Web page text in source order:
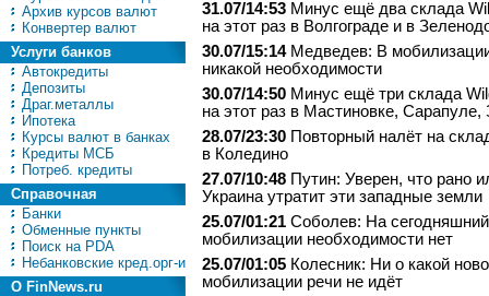
Архив курсов валют
Конвертер валют
Услуги банков
Автокредиты
Депозиты
Драг.металлы
Ипотека
Курсы валют в банках
Кредиты МСБ
Потреб. кредиты
Справочная
Банки
Обменные пункты
Поиск на PDA
Небанковские кред.орг-и
О FinNews.ru
31.07/14:53 Минус ещё два склада
на этот раз в Волгограде и в
30.07/15:14 Медведев: В
никакой необходимости
30.07/14:50 Минус ещё три склада
на этот раз в Мастиновке, Сарапуле,
28.07/23:30 Повторный налёт на
в Коледино
27.07/10:48 Путин: Уверен, что рано
Украина утратит эти западные земли
25.07/01:21 Соболев: На
мобилизации необходимости нет
25.07/01:05 Колесник: Ни о какой
мобилизации речи не идёт